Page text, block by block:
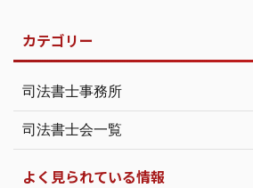
カテゴリー
司法書士事務所
司法書士会一覧
よく見られている情報